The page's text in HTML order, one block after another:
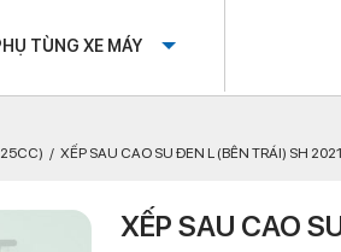
TÙNG XE MÁY
XẾP SAU CAO SU ĐEN L (BÊN TRÁI) SH 2021
XẾP SAU CAO